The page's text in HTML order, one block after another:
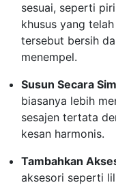
sesuai, seperti
khusus yang
tersebut bersih
menempel.
Susun Secara
biasanya lebih
sesajen tertata
kesan harmonis.
Tambahkan
aksesori seperti